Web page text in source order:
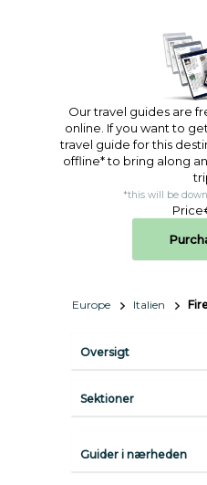
Our travel guides are
online. If you want to
travel guide for this
offline* to bring along
*this will be
Price
Europe Italien
Oversigt
Sektioner
Guider i nærheden